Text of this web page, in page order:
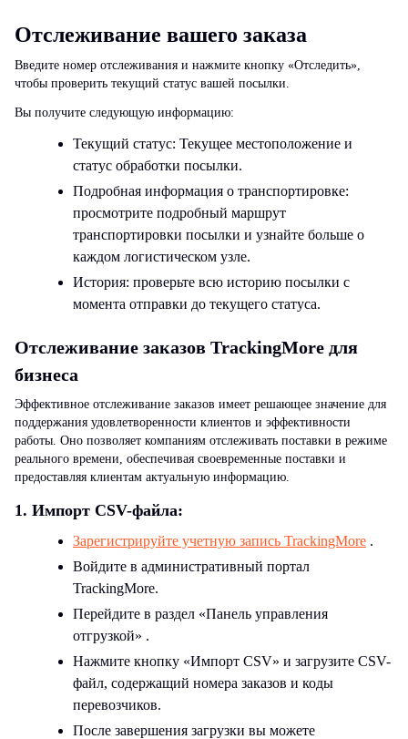
Отслеживание вашего заказа
Введите номер отслеживания и нажмите кнопку «Отследить»,
чтобы проверить текущий статус вашей посылки.
Вы получите следующую информацию:
Текущий статус: Текущее местоположение и
статус обработки посылки.
Подробная информация о транспортировке:
просмотрите подробный маршрут
транспортировки посылки и узнайте больше о
каждом логистическом узле.
История: проверьте всю историю посылки с
момента отправки до текущего статуса.
Отслеживание заказов TrackingMore для
бизнеса
Эффективное отслеживание заказов имеет решающее значение для
поддержания удовлетворенности клиентов и эффективности
работы. Оно позволяет компаниям отслеживать поставки в режиме
реального времени, обеспечивая своевременные поставки и
предоставляя клиентам актуальную информацию.
1. Импорт CSV-файла:
Зарегистрируйте учетную запись TrackingMore .
Войдите в административный портал
TrackingMore.
Перейдите в раздел «Панель управления
отгрузкой» .
Нажмите кнопку «Импорт CSV» и загрузите CSV-
файл, содержащий номера заказов и коды
перевозчиков.
После завершения загрузки вы можете